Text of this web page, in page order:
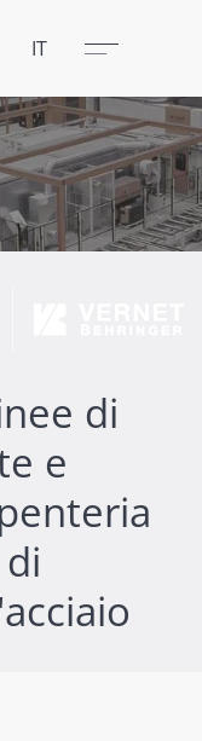
IT Menu
Chiudere
di
e